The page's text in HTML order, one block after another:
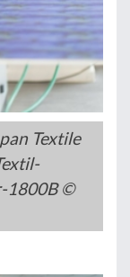
Textile
1800B ©